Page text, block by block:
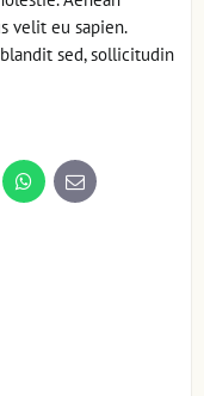
velit eu sapien.
sed, sollicitudin
WhatsApp
E-
mail